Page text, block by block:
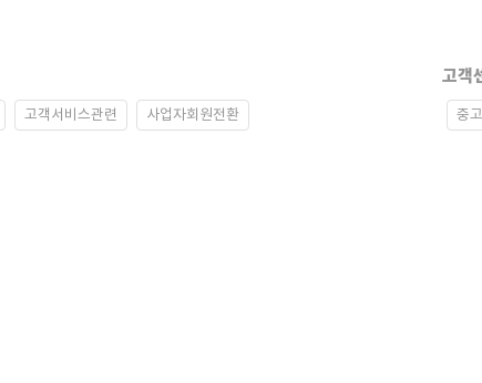
고객서비스관련 사업자회원전환
고객
중